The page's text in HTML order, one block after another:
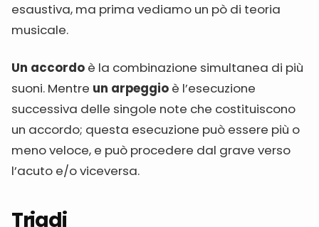
esaustiva, ma prima vediamo un pò di teoria
musicale.
Un accordo è la combinazione simultanea di più
suoni. Mentre un arpeggio è l’esecuzione
successiva delle singole note che costituiscono
un accordo; questa esecuzione può essere più o
meno veloce, e può procedere dal grave verso
l’acuto e/o viceversa.
Triadi